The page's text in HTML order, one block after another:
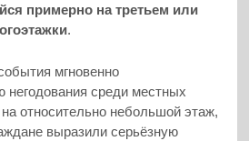
примерно на третьем или
.
мгновенно
негодования среди местных
относительно небольшой этаж,
выразили серьёзную